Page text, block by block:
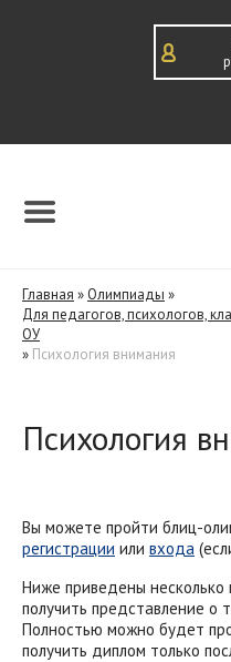
Главная » Олимпиады »
Для педагогов, психологов,
ОУ
» Психология внимания
Психология
Вы можете пройти блиц-
регистрации или входа
Ниже приведены несколько
получить представление о
Полностью можно будет
получить диплом только